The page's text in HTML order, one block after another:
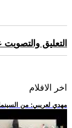
التعليق
اخر الافلام
.. مهدي لعريبي: من